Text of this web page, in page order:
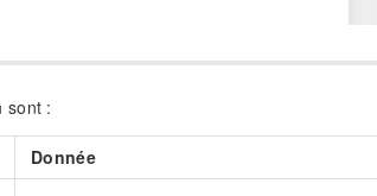
sont :
Donnée